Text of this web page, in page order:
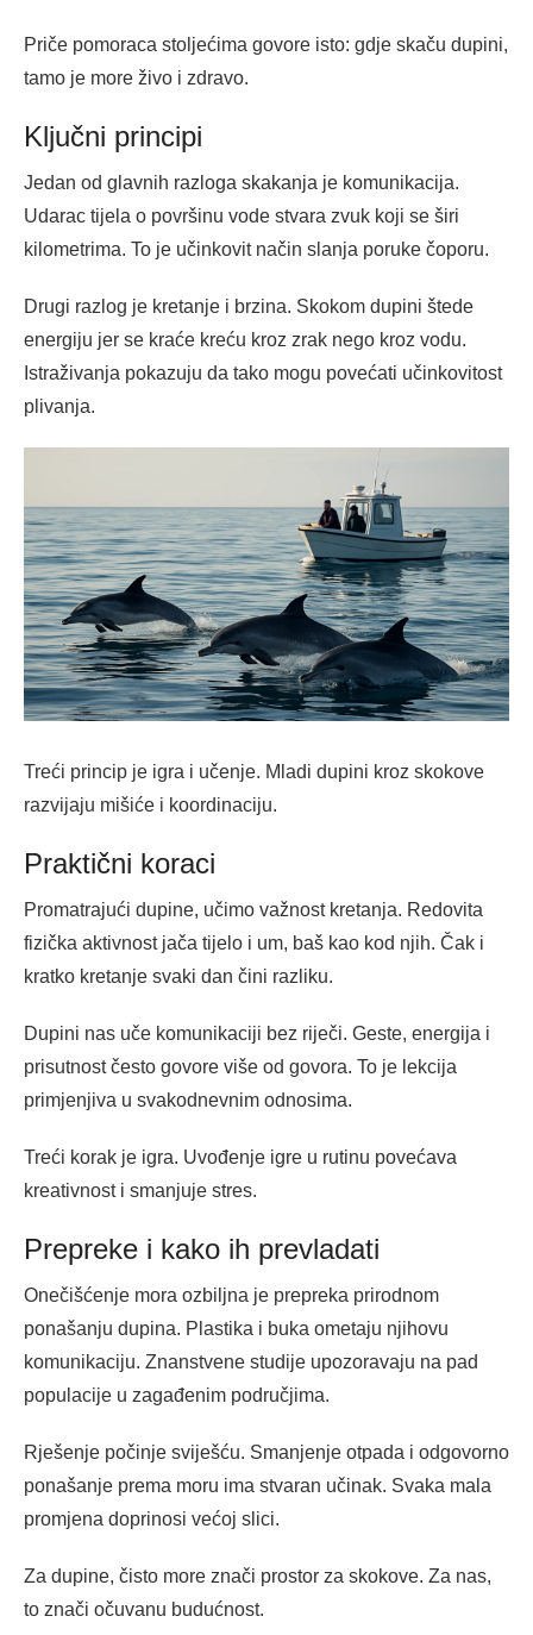
Priče pomoraca stoljećima govore isto: gdje skaču dupini,
tamo je more živo i zdravo.
Ključni principi
Jedan od glavnih razloga skakanja je komunikacija.
Udarac tijela o površinu vode stvara zvuk koji se širi
kilometrima. To je učinkovit način slanja poruke čoporu.
Drugi razlog je kretanje i brzina. Skokom dupini štede
energiju jer se kraće kreću kroz zrak nego kroz vodu.
Istraživanja pokazuju da tako mogu povećati učinkovitost
plivanja.
Treći princip je igra i učenje. Mladi dupini kroz skokove
razvijaju mišiće i koordinaciju.
Praktični koraci
Promatrajući dupine, učimo važnost kretanja. Redovita
fizička aktivnost jača tijelo i um, baš kao kod njih. Čak i
kratko kretanje svaki dan čini razliku.
Dupini nas uče komunikaciji bez riječi. Geste, energija i
prisutnost često govore više od govora. To je lekcija
primjenjiva u svakodnevnim odnosima.
Treći korak je igra. Uvođenje igre u rutinu povećava
kreativnost i smanjuje stres.
Prepreke i kako ih prevladati
Onečišćenje mora ozbiljna je prepreka prirodnom
ponašanju dupina. Plastika i buka ometaju njihovu
komunikaciju. Znanstvene studije upozoravaju na pad
populacije u zagađenim područjima.
Rješenje počinje sviješću. Smanjenje otpada i odgovorno
ponašanje prema moru ima stvaran učinak. Svaka mala
promjena doprinosi većoj slici.
Za dupine, čisto more znači prostor za skokove. Za nas,
to znači očuvanu budućnost.